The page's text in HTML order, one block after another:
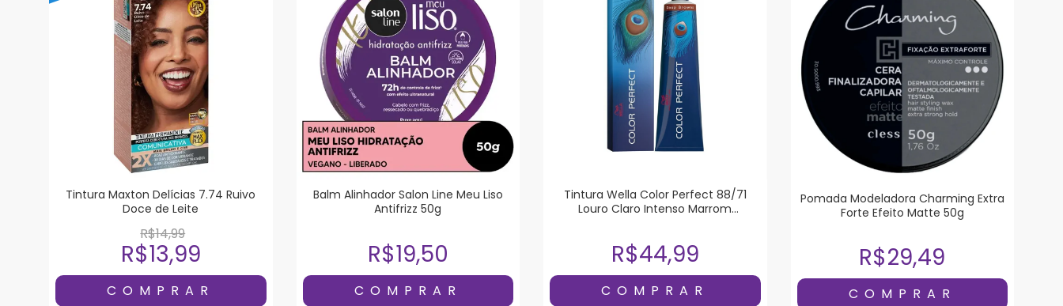
Tintura Maxton Delícias 7.74 Ruivo
Doce de Leite
R$14,99
R$13,99
Balm Alinhador Salon Line Meu Liso
Antifrizz 50g
R$19,50
Tintura Wella Color Perfect 88/71
Louro Claro Intenso Marrom
R$44,99
Pomada Modeladora Charming Extra
Forte Efeito Matte 50g
R$29,49